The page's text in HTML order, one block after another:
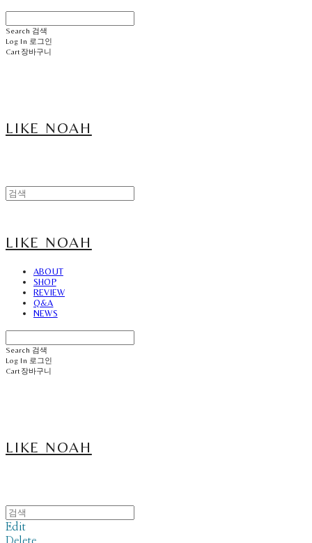
Search 검색
Log In 로그인
Cart장바구니
LIKE NOAH
LIKE NOAH
ABOUT
SHOP
REVIEW
Q&A
NEWS
Search 검색
Log In 로그인
Cart장바구니
LIKE NOAH
Edit